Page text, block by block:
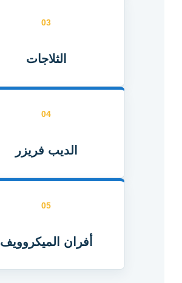
03
الثلاجات
04
الديب فريزر
05
أفران الميكروويف